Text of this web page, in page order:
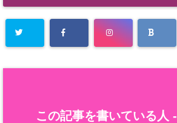
この記事を書いている人 -